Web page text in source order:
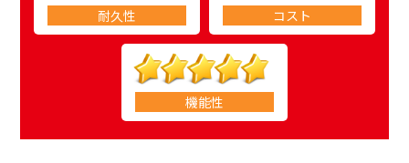
耐久性 コスト
機能性